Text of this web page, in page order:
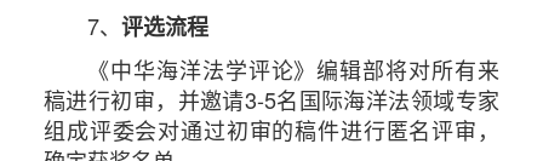
7、 评选流程
《中华海洋法学评论》编辑部将对所有来
稿进行初审，并邀请3-5名国际海洋法领域专家
组成评委会对通过初审的稿件进行匿名评审，